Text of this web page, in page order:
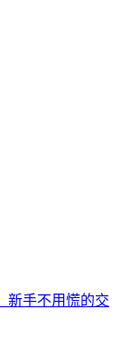
新手不用慌的交